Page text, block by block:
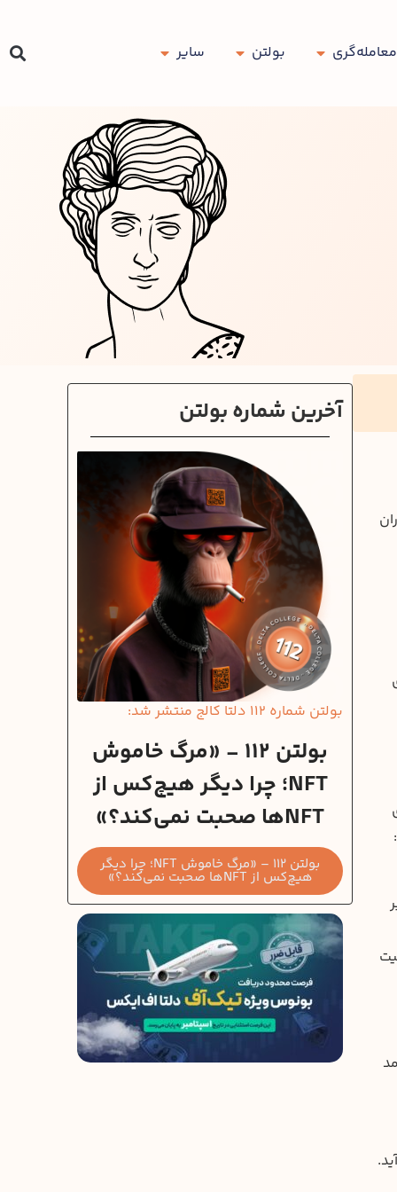
بولتن سایر
آخرین شماره بولتن
بولتن شماره 112 دلتا کالج منتشر شد:
بولتن 112 - «مرگ خاموش
NFT؛ چرا دیگر هیچ‌کس از
NFTها صحبت نمی‌کند؟»
بولتن 112 – «مرگ خاموش NFT؛ چرا دیگر
هیچ‌کس از NFTها صحبت نمی‌کند؟»